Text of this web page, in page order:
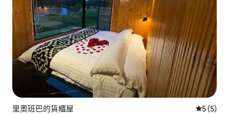
里奧班巴的貨櫃屋 從 5 則評
5 (5)